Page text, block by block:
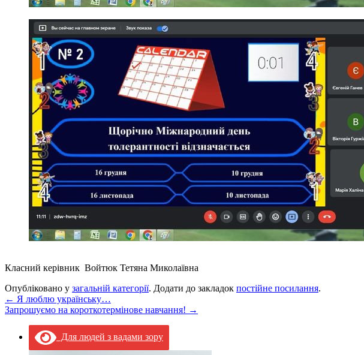
Класний керівник Войтюк Тетяна Миколаївна
Опубліковано у загальній категорії. Додати до закладок постійне посилання.
← Я люблю українську…
Запрошуємо на короткотермінове навчання! →
Для людей з вадами зору